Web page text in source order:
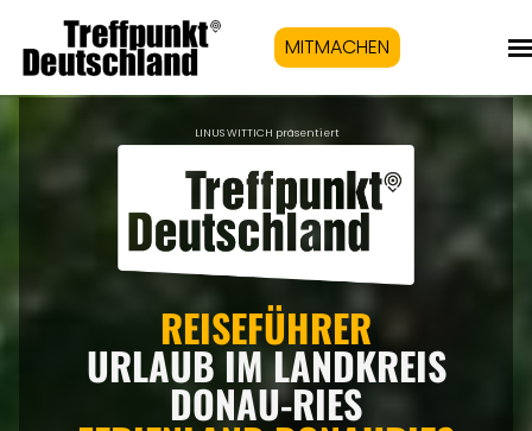
MITMACHEN
LINUS WITTICH präsentiert
REISEFÜHRER
URLAUB IM LANDKREIS
DONAU-RIES